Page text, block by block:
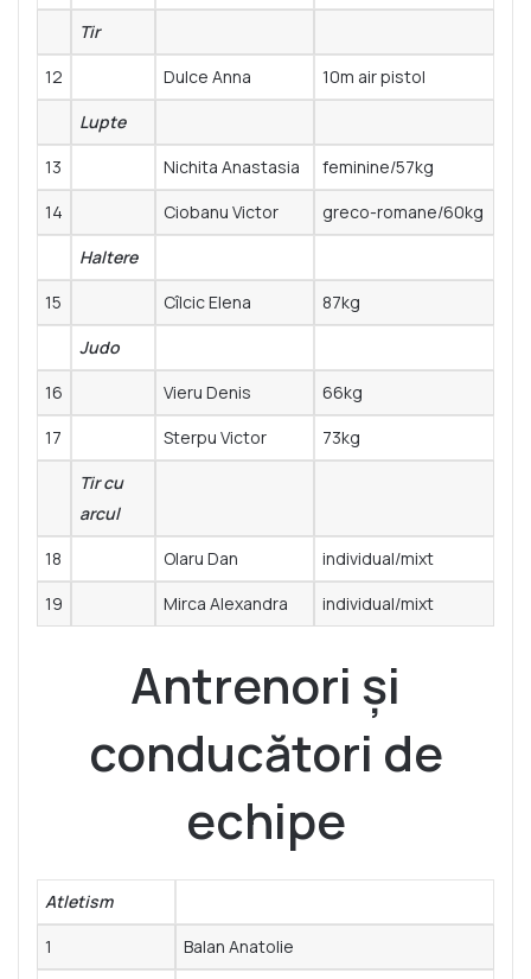
Tir
12
Dulce Anna
10m air pistol
Lupte
13
Nichita Anastasia
feminine/57kg
14
Ciobanu Victor
greco-romane/60kg
Haltere
15
Cîlcic Elena
87kg
Judo
16
Vieru Denis
66kg
17
Sterpu Victor
73kg
Tir cu
arcul
18
Olaru Dan
individual/mixt
19
Mirca Alexandra individual/mixt
Antrenori și
conducători de
echipe
Atletism
1
Balan Anatolie